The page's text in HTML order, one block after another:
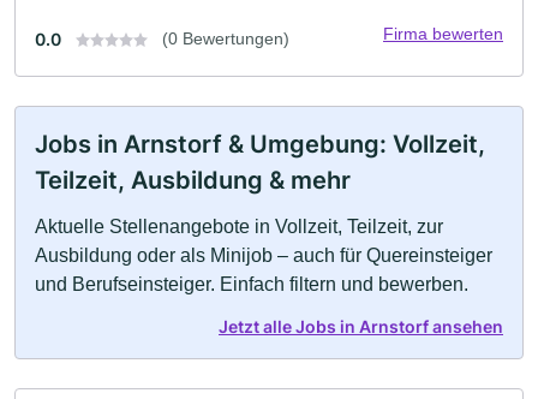
0.0 (0 Bewertungen) Firma bewerten
Jobs in Arnstorf & Umgebung: Vollzeit,
Teilzeit, Ausbildung & mehr
Aktuelle Stellenangebote in Vollzeit, Teilzeit, zur
Ausbildung oder als Minijob – auch für Quereinsteiger
und Berufseinsteiger. Einfach filtern und bewerben.
Jetzt alle Jobs in Arnstorf ansehen